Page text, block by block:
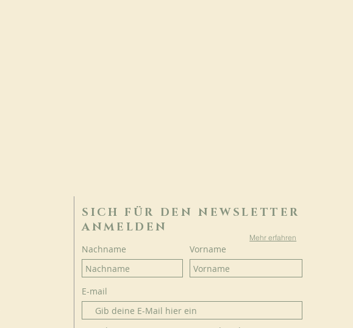
SICH FÜR DEN NEWSLETTER
ANMELDEN
Mehr erfahren
Nachname Vorname
E-mail